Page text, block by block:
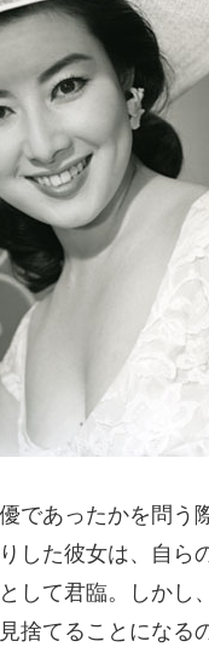
であったかを問う
した彼女は、自ら
して君臨。しかし
捨てることになる